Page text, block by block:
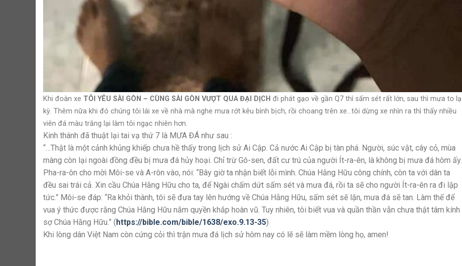
Khi đoàn xe TÔI YÊU SÀI GÒN – CÙNG SÀI GÒN VƯỢT QUA ĐẠI DỊCH đi phát gạo về gần Q7 thì sấm sét rất lớn, sau thì mưa to lạ
kỳ. Thêm nữa khi đó chúng tôi lái xe về nhà mà nghe mưa rớt kêu bình bịch, rồi choang trên xe…tôi dừng xe nhìn ra thì thấy nhiều
viên đá màu trắng lại làm tôi ngạc nhiên hơn.
Kinh thánh đã thuật lại tai vạ thứ 7 là MƯA ĐÁ như sau :
“…Thật là một cảnh khủng khiếp chưa hề thấy trong lịch sử Ai Cập. Cả nước Ai Cập bị tàn phá. Người, súc vật, cây cỏ, mùa
màng còn lại ngoài đồng đều bị mưa đá hủy hoại. Chỉ trừ Gô-sen, đất cư trú của người Ít-ra-ên, là không bị mưa đá hôm ấy.
Pha-ra-ôn cho mời Môi-se và A-rôn vào, nói: “Bây giờ ta nhận biết lỗi mình. Chúa Hằng Hữu công chính, còn ta với dân ta
đều sai trái cả. Xin cầu Chúa Hằng Hữu cho ta, để Ngài chấm dứt sấm sét và mưa đá, rồi ta sẽ cho người Ít-ra-ên ra đi lập
tức.” Môi-se đáp: “Ra khỏi thành, tôi sẽ đưa tay lên hướng về Chúa Hằng Hữu, sấm sét sẽ lặn, mưa đá sẽ tan. Làm thế để
vua ý thức được rằng Chúa Hằng Hữu nắm quyền khắp hoàn vũ. Tuy nhiên, tôi biết vua và quần thần vẫn chưa thật tâm kính
sợ Chúa Hằng Hữu.” (https://bible.com/bible/1638/exo.9.13-35)
Khi lòng dân Việt Nam còn cứng cỏi thì trận mưa đá lịch sử hôm nay có lẽ sẽ làm mềm lòng họ, amen!